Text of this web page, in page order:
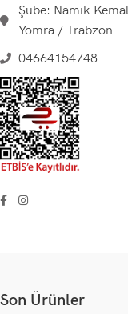
Şube: Namık
Yomra / Trabzon
04664154748
Son Ürünler